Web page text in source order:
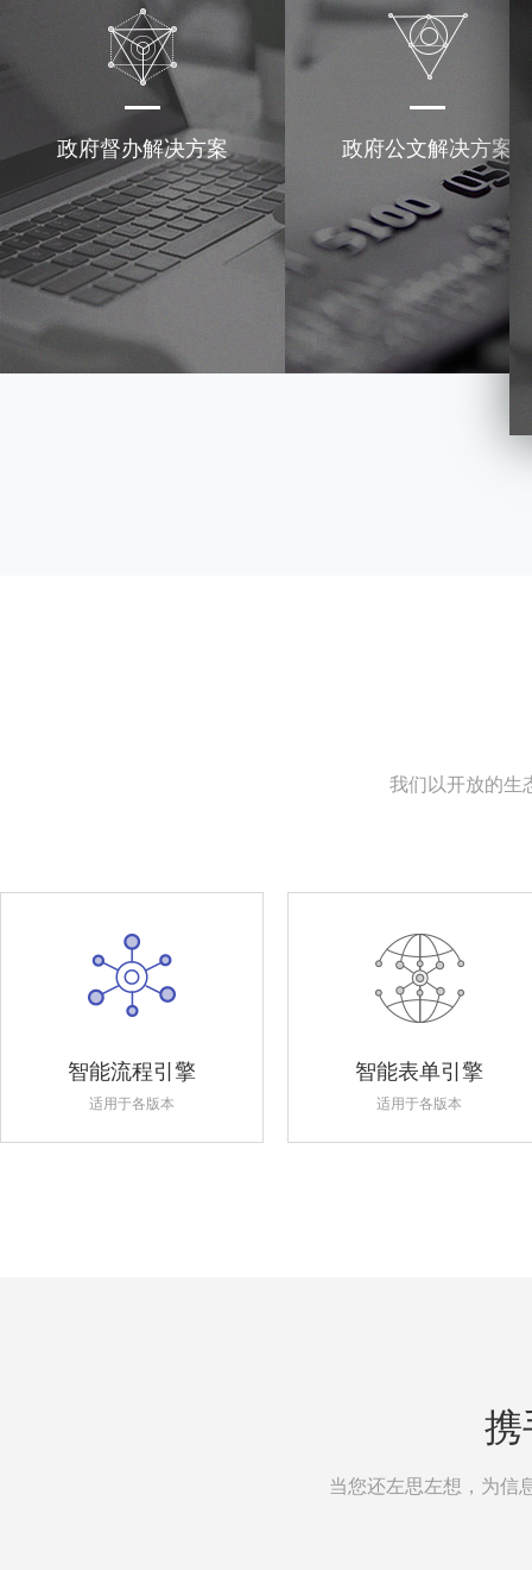
政府督办解决方案 政府公文解决方案
我们以开放的生
智能流程引擎
适用于各版本
智能表单引擎
适用于各版本
携
当您还左思左想，为信